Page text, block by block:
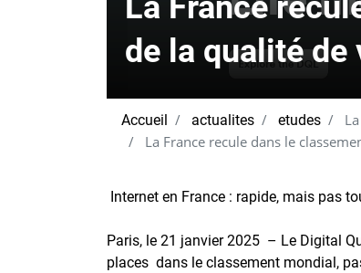
La France
de la qualité de
Accueil actualites etudes
La France recule dans le
Internet en France : rapide, mais pas
Paris, le 21 janvier 2025 – Le Digital
places dans le classement mondial,